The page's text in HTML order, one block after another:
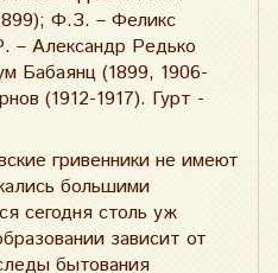
Ф.З. – Феликс
– Александр Редько
Бабаянц (1899, 1906-
(1912-1917). Гурт -
гривенники не имеют
большими
сегодня столь уж
зависит от
бытования